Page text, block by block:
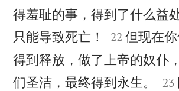
得羞耻的事，得到了什么益
只能导致死亡！


22 但现在
得到释放，做了上帝的奴仆
们圣洁，最终得到永生。


23